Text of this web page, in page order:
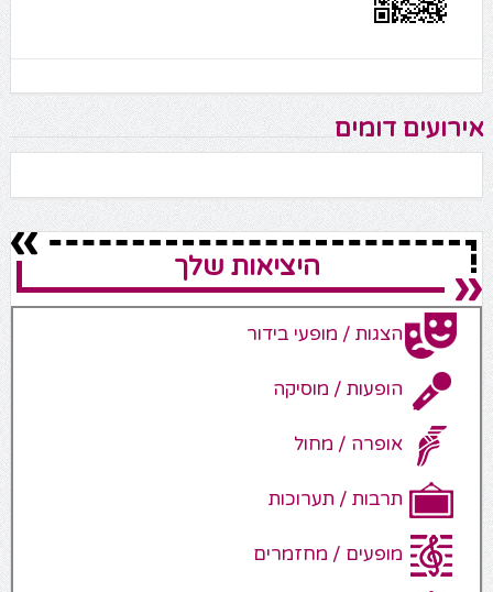
אירועים דומים
היציאות שלך
הצגות / מופעי בידור
הופעות / מוסיקה
אופרה / מחול
תרבות / תערוכות
מופעים / מחזמרים